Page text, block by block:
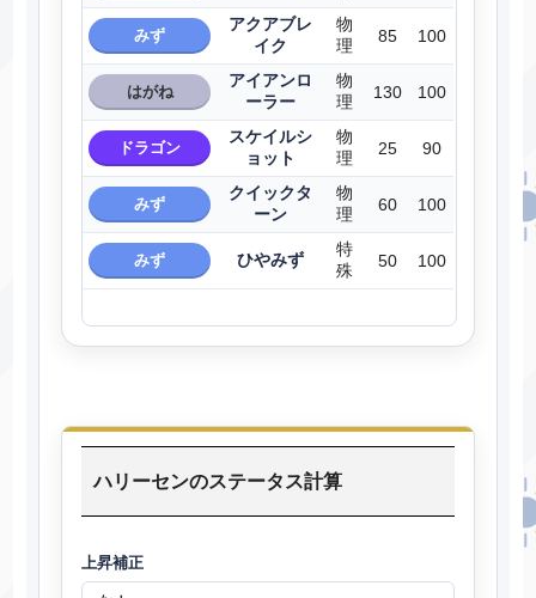
みず
アクアブレ
イク
物
理
85 100
はがね
アイアンロ
ーラー
物
理
130 100
ドラゴン
スケイルシ
ョット
物
理
25 90
みず
クイックタ
ーン
物
理
60 100
みず ひやみず
特
殊
50 100
ハリーセンのステータス計算
上昇補正